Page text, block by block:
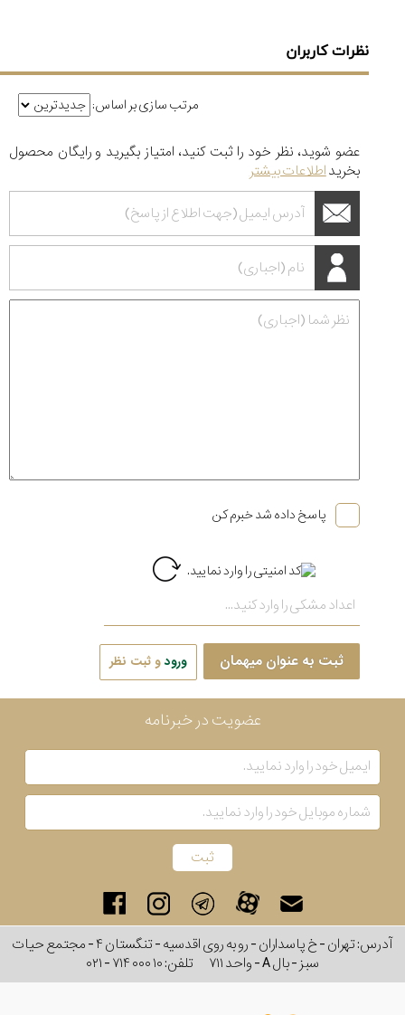
نظرات کاربران
مرتب سازی بر اساس:
عضو شوید، نظر خود را ثبت کنید، امتیاز بگیرید و رایگان محصول
بخریداطلاعات بیشتر
پاسخ داده شد خبرم کن
ثبت به عنوان میهمان ورودو ثبت نظر
عضویت در خبرنامه
آدرس: تهران - خ پاسداران - رو به روی اقدسیه - تنگستان ۴ - مجتمع حیات
سبز - بال A - واحد ۷۱۱
تلفن:۰۲۱ - ۷۱۴ ۰۰۰ ۱۰